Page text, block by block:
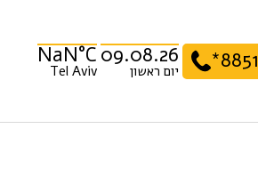
*8851
09.08.26
יום ראשון
NaN°C
Tel Aviv